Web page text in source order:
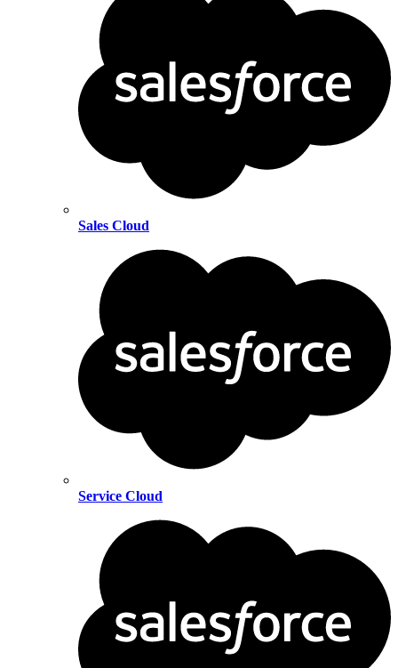
Sales Cloud
Service Cloud